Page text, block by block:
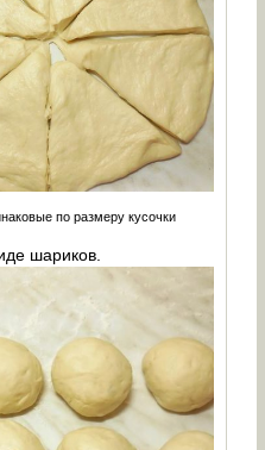
по размеру кусочки
шариков.